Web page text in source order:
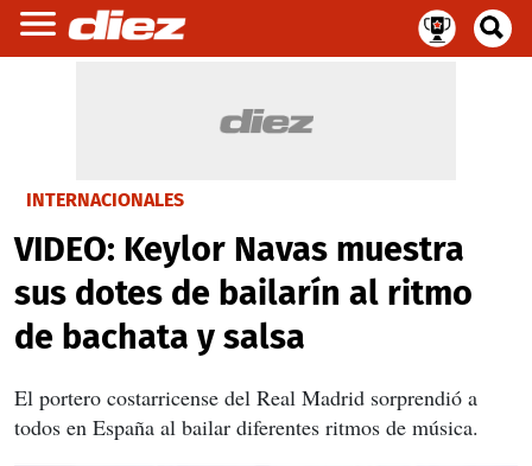
INTERNACIONALES
VIDEO: Keylor Navas muestra
sus dotes de bailarín al ritmo
de bachata y salsa
El portero costarricense del Real Madrid sorprendió a
todos en España al bailar diferentes ritmos de música.